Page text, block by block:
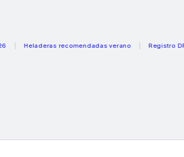
Heladeras recomendadas verano Registro DPP